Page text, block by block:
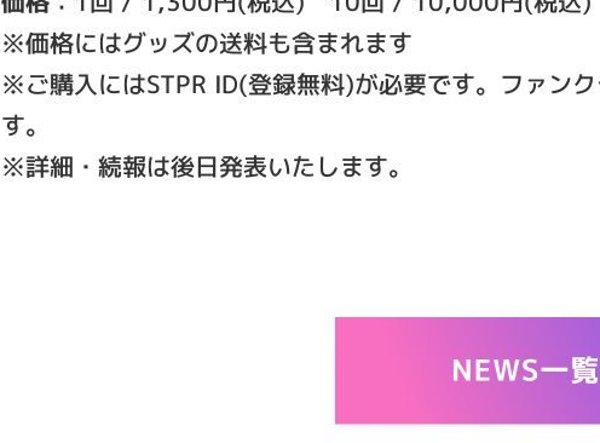
※価格にはグッズの送料も含まれます
※ご購入にはSTPR ID(登録無料)が必要です。ファン
す。
※詳細・続報は後日発表いたします。